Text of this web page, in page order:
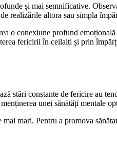
și mai semnificative.
realizările altora sau simpla
o conexiune profund
fericirii în ceilalți și prin
stări constante de fericire au
unei sănătăți mentale
mari. Pentru a promova